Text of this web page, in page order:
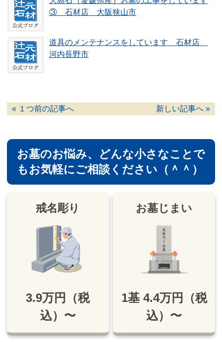
③ 石材店 大阪狭山市
道具のメンテナンスをしています 石材店
河内長野市
« １つ前の記事へ 新しい記事へ »
お墓のお悩み、
どんな小さなことで
もお気軽にご相談ください（＾＾）
戒名彫り
3.9万円（税
込）〜
お墓じまい
1基 4.4万円（税
込）〜